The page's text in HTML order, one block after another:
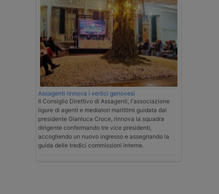
Assagenti rinnova i vertici genovesi
Il Consiglio Direttivo di Assagenti, l'associazione
ligure di agenti e mediatori marittimi guidata dal
presidente Gianluca Croce, rinnova la squadra
dirigente confermando tre vice presidenti,
accogliendo un nuovo ingresso e assegnando la
guida delle tredici commissioni interne.